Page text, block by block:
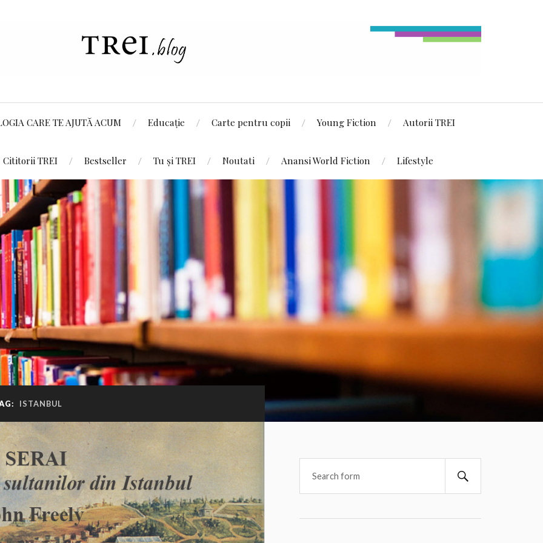
CARE TE AJUTĂ ACUM Educație Carte pentru copii Young Fiction Autorii TREI
Cititorii TREI Bestseller Tu și TREI Noutati Anansi World Fiction Lifestyle
ISTANBUL